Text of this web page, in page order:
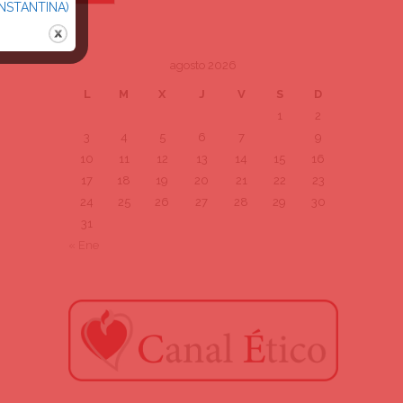
agosto 2026
L M X J V S
D
1
2
3
4 5 6 7
9
10
11 12 13 14 15
16
17
18 19 20 21 22
23
24
25 26 27 28 29
30
31